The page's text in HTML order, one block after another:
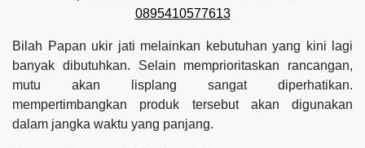
0895410577613
Bilah Papan ukir jati melainkan kebutuhan yang kini lagi
banyak dibutuhkan. Selain memprioritaskan rancangan,
mutu akan lisplang sangat diperhatikan.
mempertimbangkan produk tersebut akan digunakan
dalam jangka waktu yang panjang.